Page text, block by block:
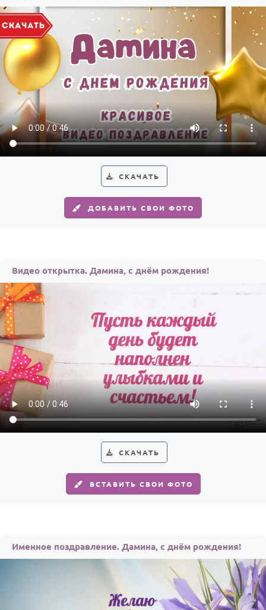
СКАЧАТЬ
ДОБАВИТЬ СВОИ ФОТО
Видео открытка. Дамина, с днём рождения!
СКАЧАТЬ
ВСТАВИТЬ СВОИ ФОТО
Именное поздравление. Дамина, с днём рождения!